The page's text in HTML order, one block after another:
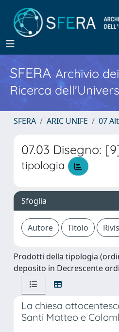
SFERA Archivio
Ricerca
SFERA ARIC UNIFE 07
07.03 Disegno:
tipologia
Sfoglia
Prodotti della tipologia
deposito in Decrescente
La chiesa
Santi Matteo e